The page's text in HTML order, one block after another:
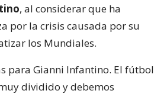
, al considerar que ha
por la crisis causada por su
los Mundiales.
para Gianni Infantino. El fútbol
dividido y debemos